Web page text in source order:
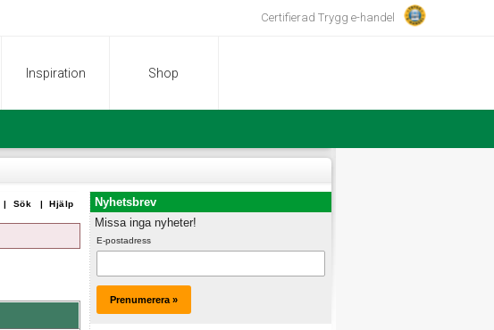
Certifierad Trygg e-handel
Inspiration Shop
Hjälp
Sök |
|
Nyhetsbrev
Missa inga nyheter!
E-postadress